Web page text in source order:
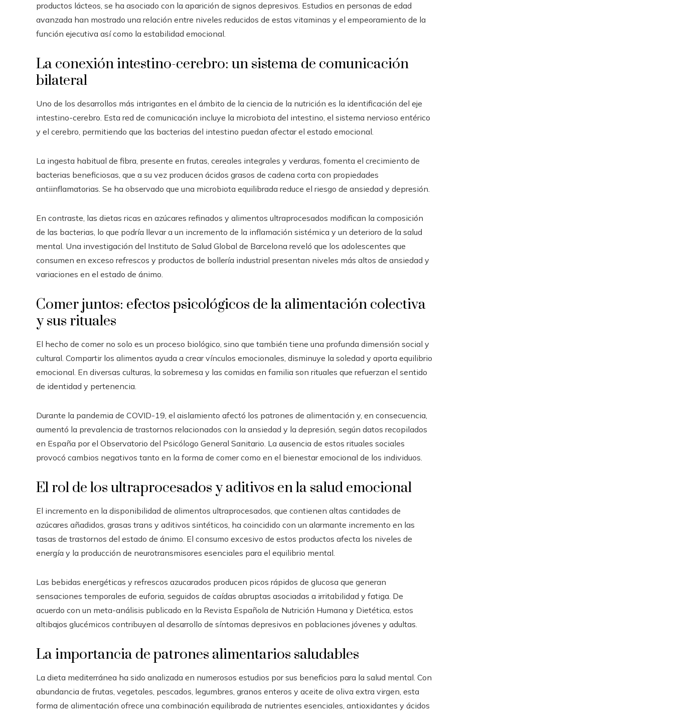
productos lácteos, se ha asociado con la aparición de signos depresivos. Estudios en personas de edad
avanzada han mostrado una relación entre niveles reducidos de estas vitaminas y el empeoramiento de la
función ejecutiva así como la estabilidad emocional.
La conexión intestino-cerebro: un sistema de comunicación
bilateral
Uno de los desarrollos más intrigantes en el ámbito de la ciencia de la nutrición es la identificación del eje
intestino-cerebro. Esta red de comunicación incluye la microbiota del intestino, el sistema nervioso entérico
y el cerebro, permitiendo que las bacterias del intestino puedan afectar el estado emocional.
La ingesta habitual de fibra, presente en frutas, cereales integrales y verduras, fomenta el crecimiento de
bacterias beneficiosas, que a su vez producen ácidos grasos de cadena corta con propiedades
antiinflamatorias. Se ha observado que una microbiota equilibrada reduce el riesgo de ansiedad y depresión.
En contraste, las dietas ricas en azúcares refinados y alimentos ultraprocesados modifican la composición
de las bacterias, lo que podría llevar a un incremento de la inflamación sistémica y un deterioro de la salud
mental. Una investigación del Instituto de Salud Global de Barcelona reveló que los adolescentes que
consumen en exceso refrescos y productos de bollería industrial presentan niveles más altos de ansiedad y
variaciones en el estado de ánimo.
Comer juntos: efectos psicológicos de la alimentación colectiva
y sus rituales
El hecho de comer no solo es un proceso biológico, sino que también tiene una profunda dimensión social y
cultural. Compartir los alimentos ayuda a crear vínculos emocionales, disminuye la soledad y aporta equilibrio
emocional. En diversas culturas, la sobremesa y las comidas en familia son rituales que refuerzan el sentido
de identidad y pertenencia.
Durante la pandemia de COVID-19, el aislamiento afectó los patrones de alimentación y, en consecuencia,
aumentó la prevalencia de trastornos relacionados con la ansiedad y la depresión, según datos recopilados
en España por el Observatorio del Psicólogo General Sanitario. La ausencia de estos rituales sociales
provocó cambios negativos tanto en la forma de comer como en el bienestar emocional de los individuos.
El rol de los ultraprocesados y aditivos en la salud emocional
El incremento en la disponibilidad de alimentos ultraprocesados, que contienen altas cantidades de
azúcares añadidos, grasas trans y aditivos sintéticos, ha coincidido con un alarmante incremento en las
tasas de trastornos del estado de ánimo. El consumo excesivo de estos productos afecta los niveles de
energía y la producción de neurotransmisores esenciales para el equilibrio mental.
Las bebidas energéticas y refrescos azucarados producen picos rápidos de glucosa que generan
sensaciones temporales de euforia, seguidos de caídas abruptas asociadas a irritabilidad y fatiga. De
acuerdo con un meta-análisis publicado en la Revista Española de Nutrición Humana y Dietética, estos
altibajos glucémicos contribuyen al desarrollo de síntomas depresivos en poblaciones jóvenes y adultas.
La importancia de patrones alimentarios saludables
La dieta mediterránea ha sido analizada en numerosos estudios por sus beneficios para la salud mental. Con
abundancia de frutas, vegetales, pescados, legumbres, granos enteros y aceite de oliva extra virgen, esta
forma de alimentación ofrece una combinación equilibrada de nutrientes esenciales, antioxidantes y ácidos